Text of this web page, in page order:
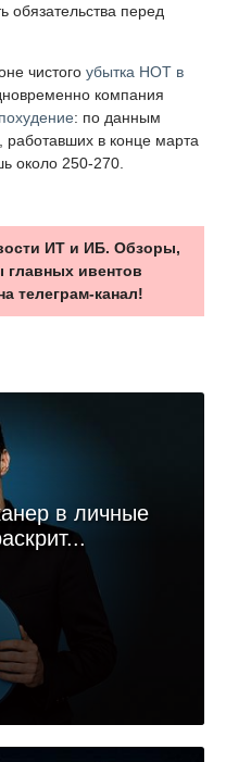
обязательства перед
чистого убытка НОТ в
компания
: по данным
работавших в конце марта
около 250-270.
ИТ и ИБ. Обзоры,
главных ивентов
телеграм-канал!
в личные